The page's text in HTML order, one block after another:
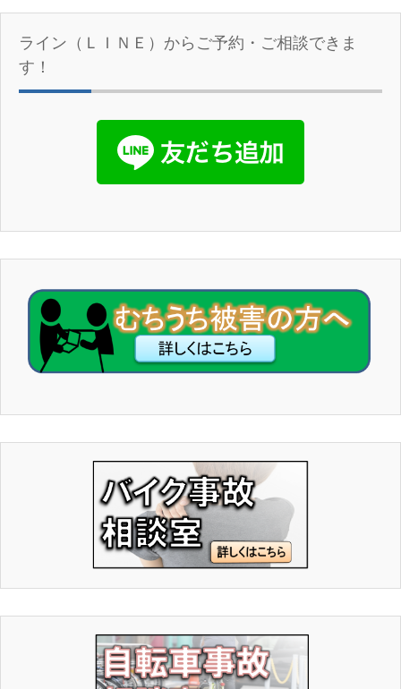
ライン（ＬＩＮＥ）からご予約・ご相談できま
す！